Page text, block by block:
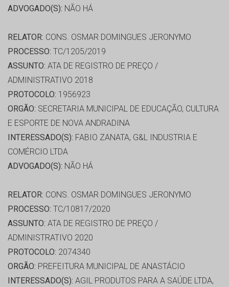
ADVOGADO(S): NÃO HÁ
RELATOR: CONS. OSMAR DOMINGUES JERONYMO
PROCESSO: TC/1205/2019
ASSUNTO: ATA DE REGISTRO DE PREÇO /
ADMINISTRATIVO 2018
PROTOCOLO: 1956923
ORGÃO: SECRETARIA MUNICIPAL DE EDUCAÇÃO, CULTURA
E ESPORTE DE NOVA ANDRADINA
INTERESSADO(S): FABIO ZANATA, G&L INDUSTRIA E
COMÉRCIO LTDA
ADVOGADO(S): NÃO HÁ
RELATOR: CONS. OSMAR DOMINGUES JERONYMO
PROCESSO: TC/10817/2020
ASSUNTO: ATA DE REGISTRO DE PREÇO /
ADMINISTRATIVO 2020
PROTOCOLO: 2074340
ORGÃO: PREFEITURA MUNICIPAL DE ANASTÁCIO
INTERESSADO(S): AGIL PRODUTOS PARA A SAÚDE LTDA,